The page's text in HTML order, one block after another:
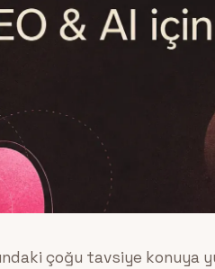
çoğu tavsiye konuya